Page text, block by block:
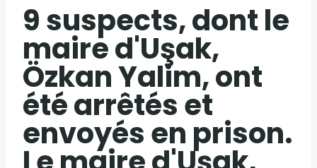
9 suspects, dont le
maire d'Uşak,
Özkan Yalim, ont
été arrêtés et
envoyés en prison.